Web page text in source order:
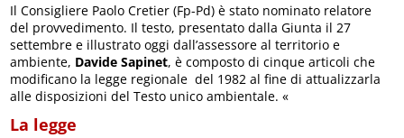
Il Consigliere Paolo Cretier (Fp-Pd) è stato nominato relatore
del provvedimento. Il testo, presentato dalla Giunta il 27
settembre e illustrato oggi dall’assessore al territorio e
ambiente, Davide Sapinet, è composto di cinque articoli che
modificano la legge regionale del 1982 al fine di attualizzarla
alle disposizioni del Testo unico ambientale. «
La legge